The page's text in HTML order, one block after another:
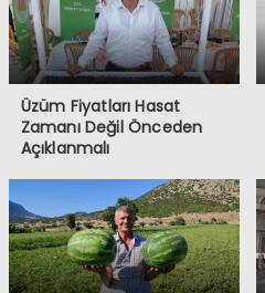
Üzüm Fiyatları Hasat
Zamanı Değil Önceden
Açıklanmalı